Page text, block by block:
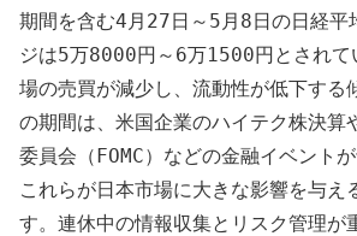
期間を含む4月27日～5月8日の日経平
ジは5万8000円～6万1500円とされて
場の売買が減少し、流動性が低下する
の期間は、米国企業のハイテク株決算
委員会（FOMC）などの金融イベント
これらが日本市場に大きな影響を与え
す。連休中の情報収集とリスク管理が